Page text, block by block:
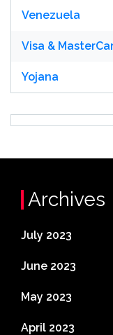
Venezuela
Visa &
Yojana
Archives
July 2023
June 2023
May 2023
April 2023